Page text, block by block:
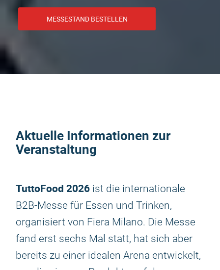
MESSESTAND BESTELLEN
Aktuelle Informationen zur
Veranstaltung
TuttoFood 2026 ist die internationale
B2B-Messe für Essen und Trinken,
organisiert von Fiera Milano. Die Messe
fand erst sechs Mal statt, hat sich aber
bereits zu einer idealen Arena entwickelt,